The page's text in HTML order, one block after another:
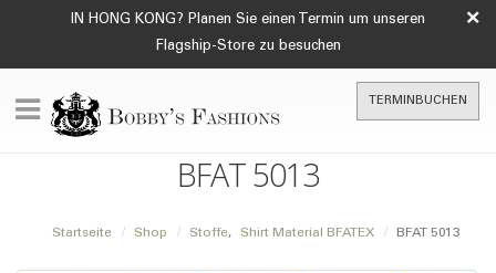
IN HONG KONG? Planen Sie einen Termin um unseren
Flagship-Store zu besuchen
×
TERMINBUCHEN
BFAT 5013
Startseite Shop Stoffe, Shirt Material BFATEX BFAT 5013